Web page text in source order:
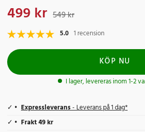
Nuvarande pris
499 kr 549 kr
5.0 1 recension
KÖP NU
I lager, levereras inom 1-2
Expressleverans- Leverans på 1 dag*
Frakt 49 kr